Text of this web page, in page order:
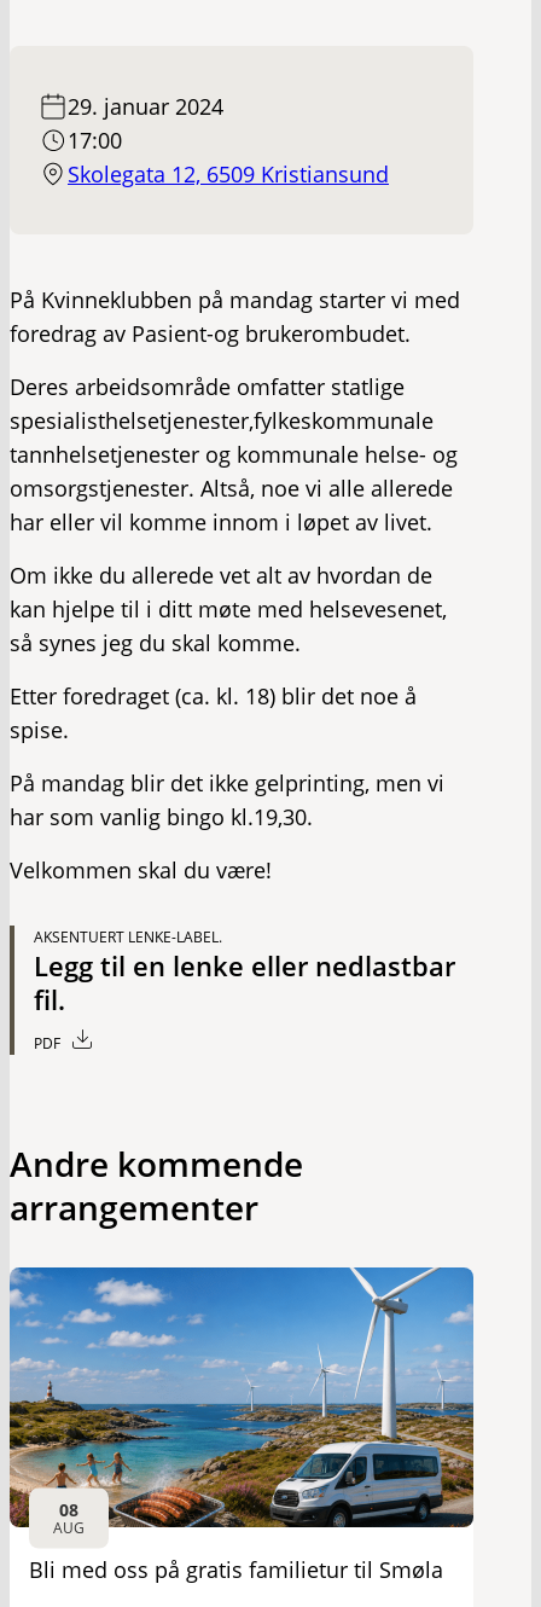
29. januar 2024
17:00
Skolegata 12, 6509 Kristiansund
På Kvinneklubben på mandag starter vi med
foredrag av Pasient-og brukerombudet.
Deres arbeidsområde omfatter statlige
spesialisthelsetjenester,fylkeskommunale
tannhelsetjenester og kommunale helse- og
omsorgstjenester. Altså, noe vi alle allerede
har eller vil komme innom i løpet av livet.
Om ikke du allerede vet alt av hvordan de
kan hjelpe til i ditt møte med helsevesenet,
så synes jeg du skal komme.
Etter foredraget (ca. kl. 18) blir det noe å
spise.
På mandag blir det ikke gelprinting, men vi
har som vanlig bingo kl.19,30.
Velkommen skal du være!
AKSENTUERT LENKE-LABEL.
Legg til en lenke eller nedlastbar
fil.
PDF
Andre kommende
arrangementer
08
AUG
Bli med oss på gratis familietur til Smøla